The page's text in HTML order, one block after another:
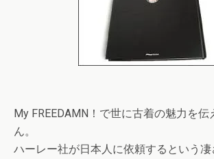
My FREEDAMN！で世に古着の魅力を伝
ん。
ハーレー社が日本人に依頼するという凄